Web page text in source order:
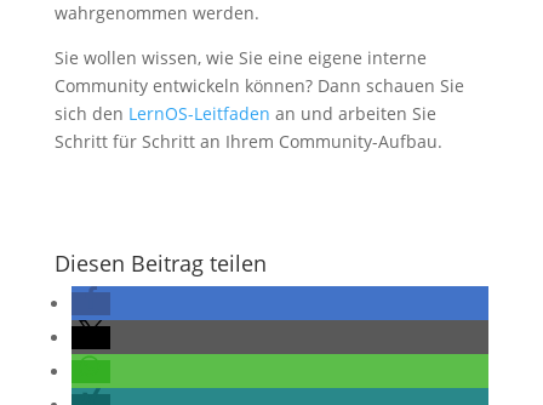
wahrgenommen werden.
Sie wollen wissen, wie Sie eine eigene interne
Community entwickeln können? Dann schauen Sie
sich den LernOS-Leitfaden an und arbeiten Sie
Schritt für Schritt an Ihrem Community-Aufbau.
Diesen Beitrag teilen